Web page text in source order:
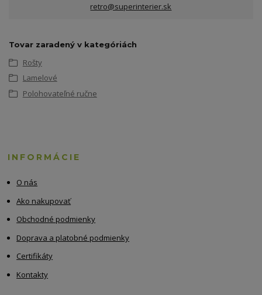
retro@superinterier.sk
Tovar zaradený v kategóriách
Rošty
Lamelové
Polohovateľné ručne
INFORMÁCIE
O nás
Ako nakupovať
Obchodné podmienky
Doprava a platobné podmienky
Certifikáty
Kontakty